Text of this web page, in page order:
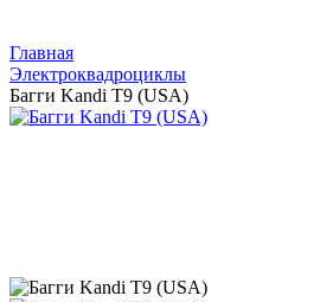
Главная
Электроквадроциклы
Багги Kandi T9 (USA)